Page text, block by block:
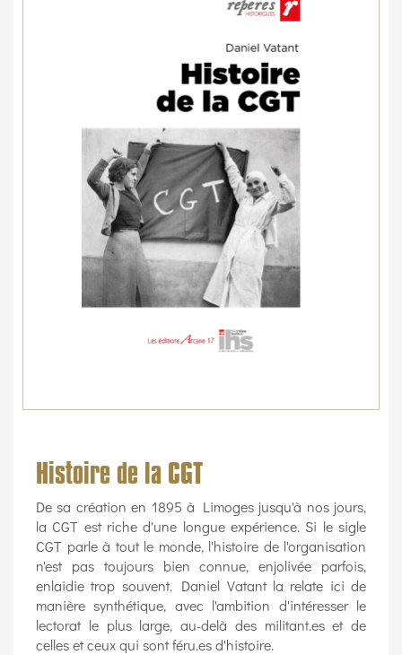
Histoire de la CGT
De sa création en 1895 à Limoges jusqu'à nos jours,
la CGT est riche d'une longue expérience. Si le sigle
CGT parle à tout le monde, l'histoire de l'organisation
n'est pas toujours bien connue, enjolivée parfois,
enlaidie trop souvent. Daniel Vatant la relate ici de
manière synthétique, avec l'ambition d'intéresser le
lectorat le plus large, au-delà des militant.es et de
celles et ceux qui sont féru.es d'histoire.